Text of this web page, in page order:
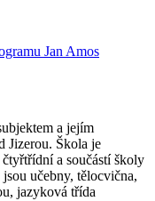
Jan Amos
a jejím
Jizerou. Škola je
a součástí školy
učebny, tělocvična,
jazyková třída